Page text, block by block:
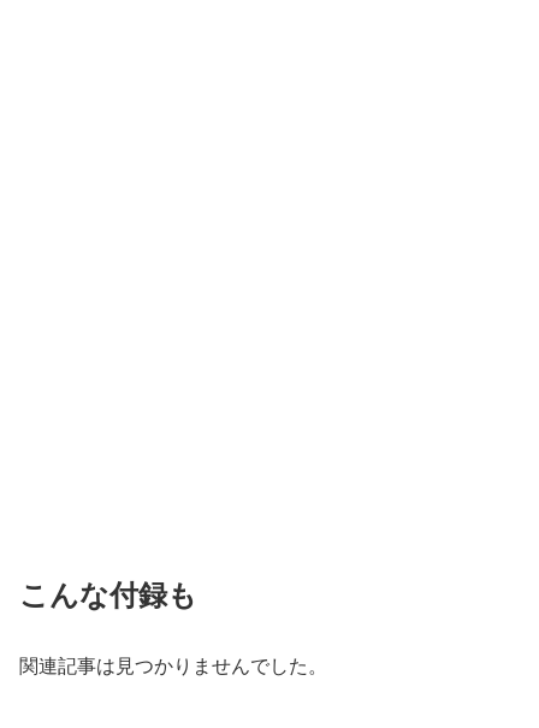
こんな付録も
関連記事は見つかりませんでした。